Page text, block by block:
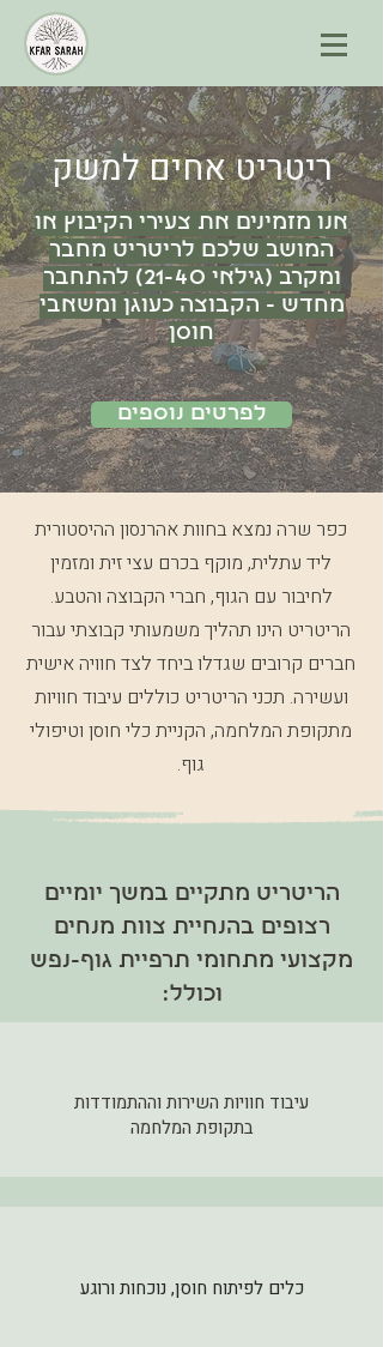
ריטריט אחים למשק
אנו מזמינים את צעירי הקיבוץ או
המושב שלכם לריטריט מחבר
ומקרב (גילאי 21-40) להתחבר
מחדש - הקבוצה כעוגן ומשאבי
חוסן
לפרטים נוספים
כפר שרה נמצא בחוות אהרנסון ההיסטורית
ליד עתלית, מוקף בכרם עצי זית ומזמין
לחיבור עם הגוף, חברי הקבוצה והטבע.
הריטריט הינו תהליך משמעותי קבוצתי עבור
חברים קרובים שגדלו ביחד לצד חוויה אישית
ועשירה. תכני הריטריט כוללים עיבוד חוויות
מתקופת המלחמה, הקניית כלי חוסן וטיפולי
גוף.
הריטריט מתקיים במשך יומיים
רצופים בהנחיית צוות מנחים
מקצועי מתחומי תרפיית גוף-נפש
וכולל:
עיבוד חוויות השירות וההתמודדות
בתקופת המלחמה
כלים לפיתוח חוסן, נוכחות ורוגע